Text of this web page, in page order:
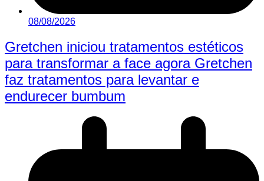
08/08/2026
Gretchen iniciou tratamentos estéticos
para transformar a face agora Gretchen
faz tratamentos para levantar e
endurecer bumbum